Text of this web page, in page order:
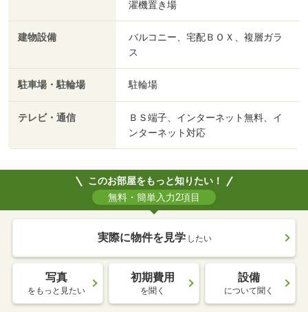
濯機置き場
建物設備
バルコニー、宅配ＢＯＸ、複層ガラ
ス
駐車場・駐輪場 駐輪場
テレビ・通信
ＢＳ端子、インターネット無料、イ
ンターネット対応
このお部屋をもっと知りたい！
無料・簡単入力2項目
実際に物件を見学 したい
写真
をもっと見たい
初期費用
を聞く
設備
について聞く